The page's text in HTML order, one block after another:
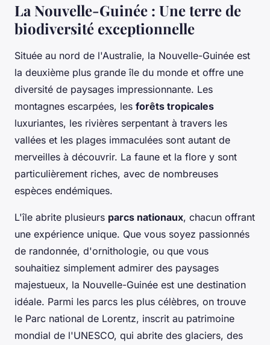
La Nouvelle-Guinée : Une terre de
biodiversité exceptionnelle
Située au nord de l'Australie, la Nouvelle-Guinée est
la deuxième plus grande île du monde et offre une
diversité de paysages impressionnante. Les
montagnes escarpées, les forêts tropicales
luxuriantes, les rivières serpentant à travers les
vallées et les plages immaculées sont autant de
merveilles à découvrir. La faune et la flore y sont
particulièrement riches, avec de nombreuses
espèces endémiques.
L'île abrite plusieurs parcs nationaux, chacun offrant
une expérience unique. Que vous soyez passionnés
de randonnée, d'ornithologie, ou que vous
souhaitiez simplement admirer des paysages
majestueux, la Nouvelle-Guinée est une destination
idéale. Parmi les parcs les plus célèbres, on trouve
le Parc national de Lorentz, inscrit au patrimoine
mondial de l'UNESCO, qui abrite des glaciers, des